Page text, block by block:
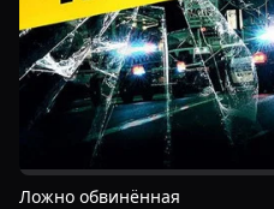
Ложно обвинённая